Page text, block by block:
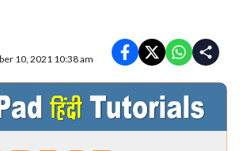
10, 2021 10:38 am